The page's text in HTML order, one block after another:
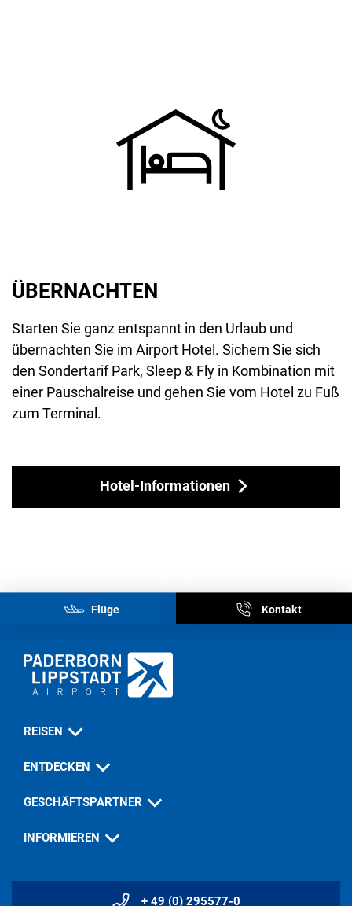
Flüge Kontakt
ÜBERNACHTEN
Starten Sie ganz entspannt in den Urlaub und
übernachten Sie im Airport Hotel. Sichern Sie sich
den Sondertarif Park, Sleep & Fly in Kombination mit
einer Pauschalreise und gehen Sie vom Hotel zu Fuß
zum Terminal.
Hotel-Informationen
REISEN
ENTDECKEN
GESCHÄFTSPARTNER
INFORMIEREN
+ 49 (0) 295577-0